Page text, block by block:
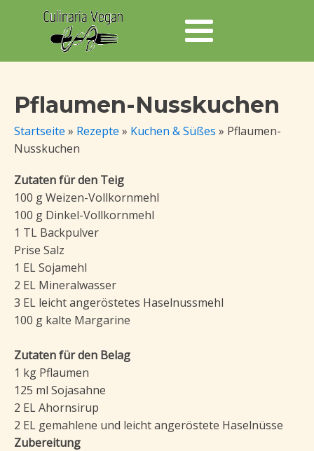
Pflaumen-Nusskuchen
Startseite » Rezepte » Kuchen & Süßes » Pflaumen-
Nusskuchen
Zutaten für den Teig
100 g Weizen-Vollkornmehl
100 g Dinkel-Vollkornmehl
1 TL Backpulver
Prise Salz
1 EL Sojamehl
2 EL Mineralwasser
3 EL leicht angeröstetes Haselnussmehl
100 g kalte Margarine
Zutaten für den Belag
1 kg Pflaumen
125 ml Sojasahne
2 EL Ahornsirup
2 EL gemahlene und leicht angeröstete Haselnüsse
Zubereitung